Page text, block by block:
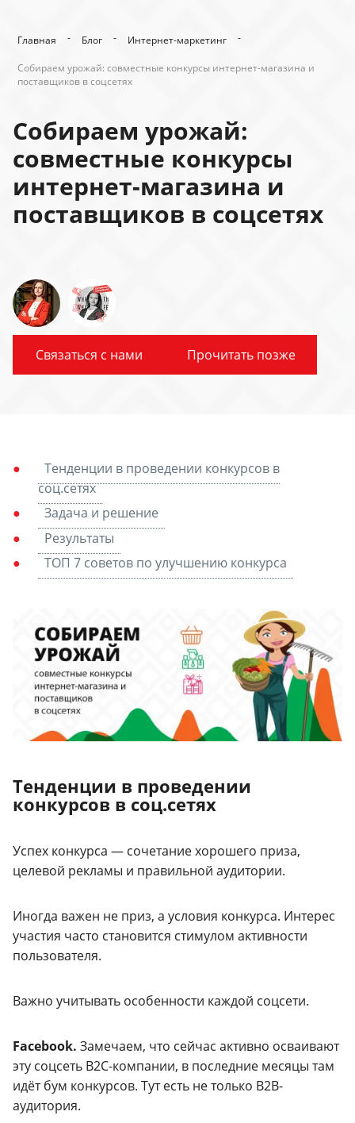
Главная - Блог - Интернет-маркетинг -
Собираем урожай: совместные конкурсы интернет-магазина и
поставщиков в соцсетях
Собираем урожай:
совместные конкурсы
интернет-магазина и
поставщиков в соцсетях
Связаться с нами Прочитать позже
Тенденции в проведении конкурсов в
соц.сетях
Задача и решение
Результаты
ТОП 7 советов по улучшению конкурса
Тенденции в проведении
конкурсов в соц.сетях
Успех конкурса — сочетание хорошего приза,
целевой рекламы и правильной аудитории.
Иногда важен не приз, а условия конкурса. Интерес
участия часто становится стимулом активности
пользователя.
Важно учитывать особенности каждой соцсети.
Facebook. Замечаем, что сейчас активно осваивают
эту соцсеть B2C-компании, в последние месяцы там
идёт бум конкурсов. Тут есть не только B2B-
аудитория.